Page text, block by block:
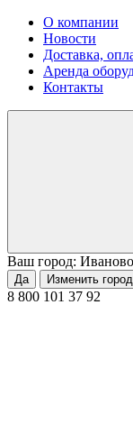
О компании
Новости
Доставка,
Аренда
Контакты
Ваш город:
Да Изменить город
8 800 101 37 92